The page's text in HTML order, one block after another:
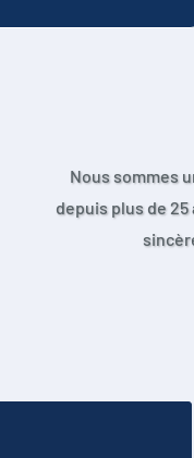
Nous sommes
depuis plus de